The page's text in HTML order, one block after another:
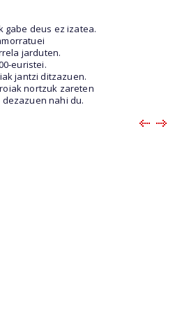
gabe deus ez izatea.
jarduten.
euristei.
jantzi ditzazuen.
nortzuk zareten
nahi du.